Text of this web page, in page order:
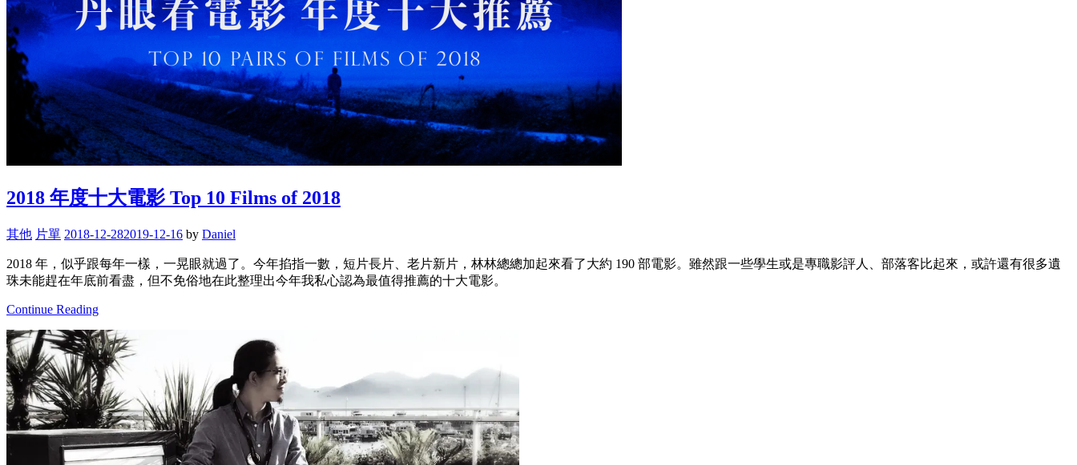
2018 年度十大電影 Top 10 Films of 2018
其他 片單 2018-12-282019-12-16 by Daniel
2018 年，似乎跟每年一樣，一晃眼就過了。今年掐指一數，短片長片、老片新片，林林總總加起來看了大約 190 部電影。雖然跟一些學生或是專職影評人、部落客比起來，或許還有很多遺
珠未能趕在年底前看盡，但不免俗地在此整理出今年我私心認為最值得推薦的十大電影。
Continue Reading